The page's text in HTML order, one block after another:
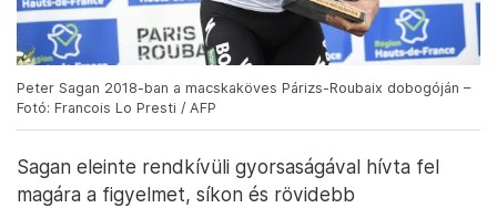
Peter Sagan 2018-ban a macskaköves Párizs-Roubaix dobogóján –
Fotó: Francois Lo Presti / AFP
Sagan eleinte rendkívüli gyorsaságával hívta fel
magára a figyelmet, síkon és rövidebb